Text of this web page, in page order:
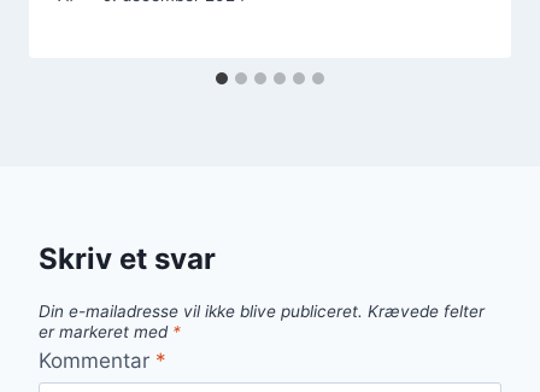
Skriv et svar
Din e-mailadresse vil ikke blive publiceret. Krævede felter
er markeret med *
Kommentar *